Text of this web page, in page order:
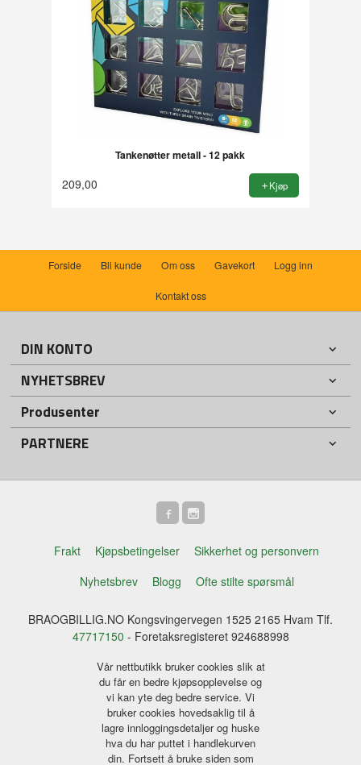
Tankenøtter metall - 12 pakk
209,00 Kjøp
Forside Bli kunde Om oss Gavekort Logg inn
Kontakt oss
DIN KONTO
NYHETSBREV
Produsenter
PARTNERE
Frakt Kjøpsbetingelser
Sikkerhet og personvern
Nyhetsbrev
Blogg Ofte stilte spørsmål
BRAOGBILLIG.NO Kongsvingervegen 1525 2165 Hvam Tlf.
47717150 - Foretaksregisteret 924688998
Vår nettbutikk bruker cookies slik at
du får en bedre kjøpsopplevelse og
vi kan yte deg bedre service. Vi
bruker cookies hovedsaklig til å
lagre innloggingsdetaljer og huske
hva du har puttet i handlekurven
din. Fortsett å bruke siden som